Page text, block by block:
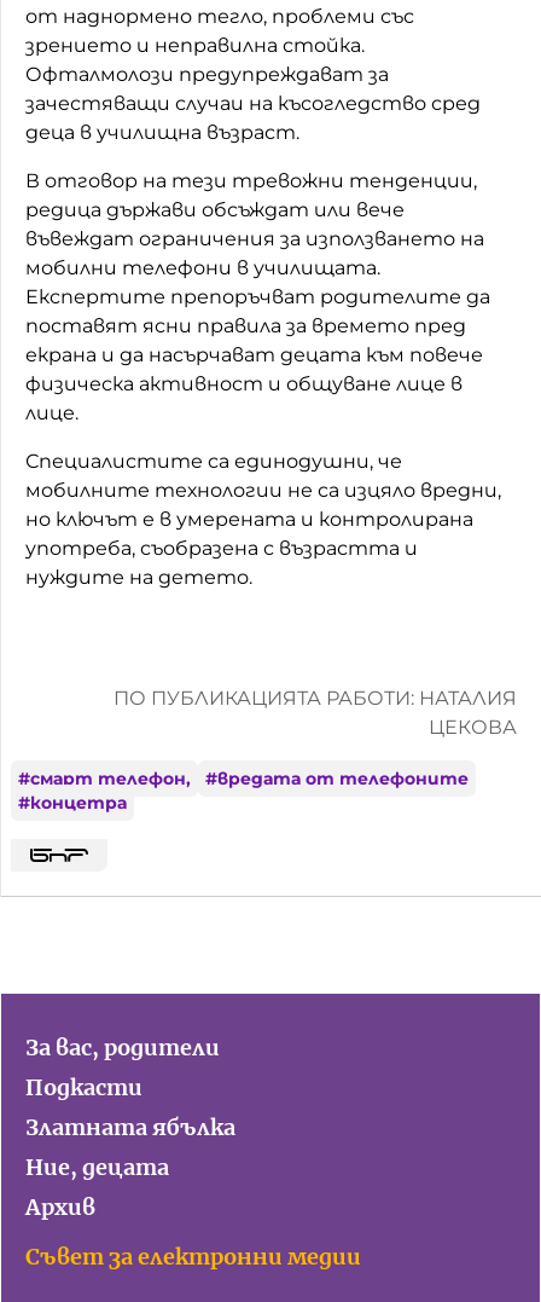
от наднормено тегло, проблеми със
зрението и неправилна стойка.
Офталмолози предупреждават за
зачестяващи случаи на късогледство сред
деца в училищна възраст.
В отговор на тези тревожни тенденции,
редица държави обсъждат или вече
въвеждат ограничения за използването на
мобилни телефони в училищата.
Експертите препоръчват родителите да
поставят ясни правила за времето пред
екрана и да насърчават децата към повече
физическа активност и общуване лице в
лице.
Специалистите са единодушни, че
мобилните технологии не са изцяло вредни,
но ключът е в умерената и контролирана
употреба, съобразена с възрастта и
нуждите на детето.
ПО ПУБЛИКАЦИЯТА РАБОТИ: НАТАЛИЯ
ЦЕКОВА
#смарт телефон, #вредата от телефоните
#концетра
За вас, родители
Подкасти
Златната ябълка
Ние, децата
Архив
Съвет за електронни медии